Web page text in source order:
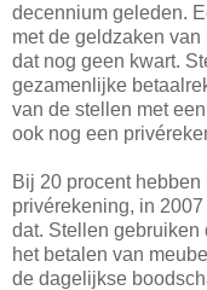
decennium geleden.
met de geldzaken
dat nog geen kwart.
gezamenlijke
van de stellen met
ook nog een
Bij 20 procent
privérekening, in
dat. Stellen
het betalen van
de dagelijkse